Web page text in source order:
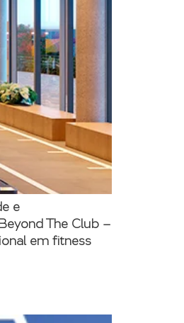
e
The Club –
em fitness